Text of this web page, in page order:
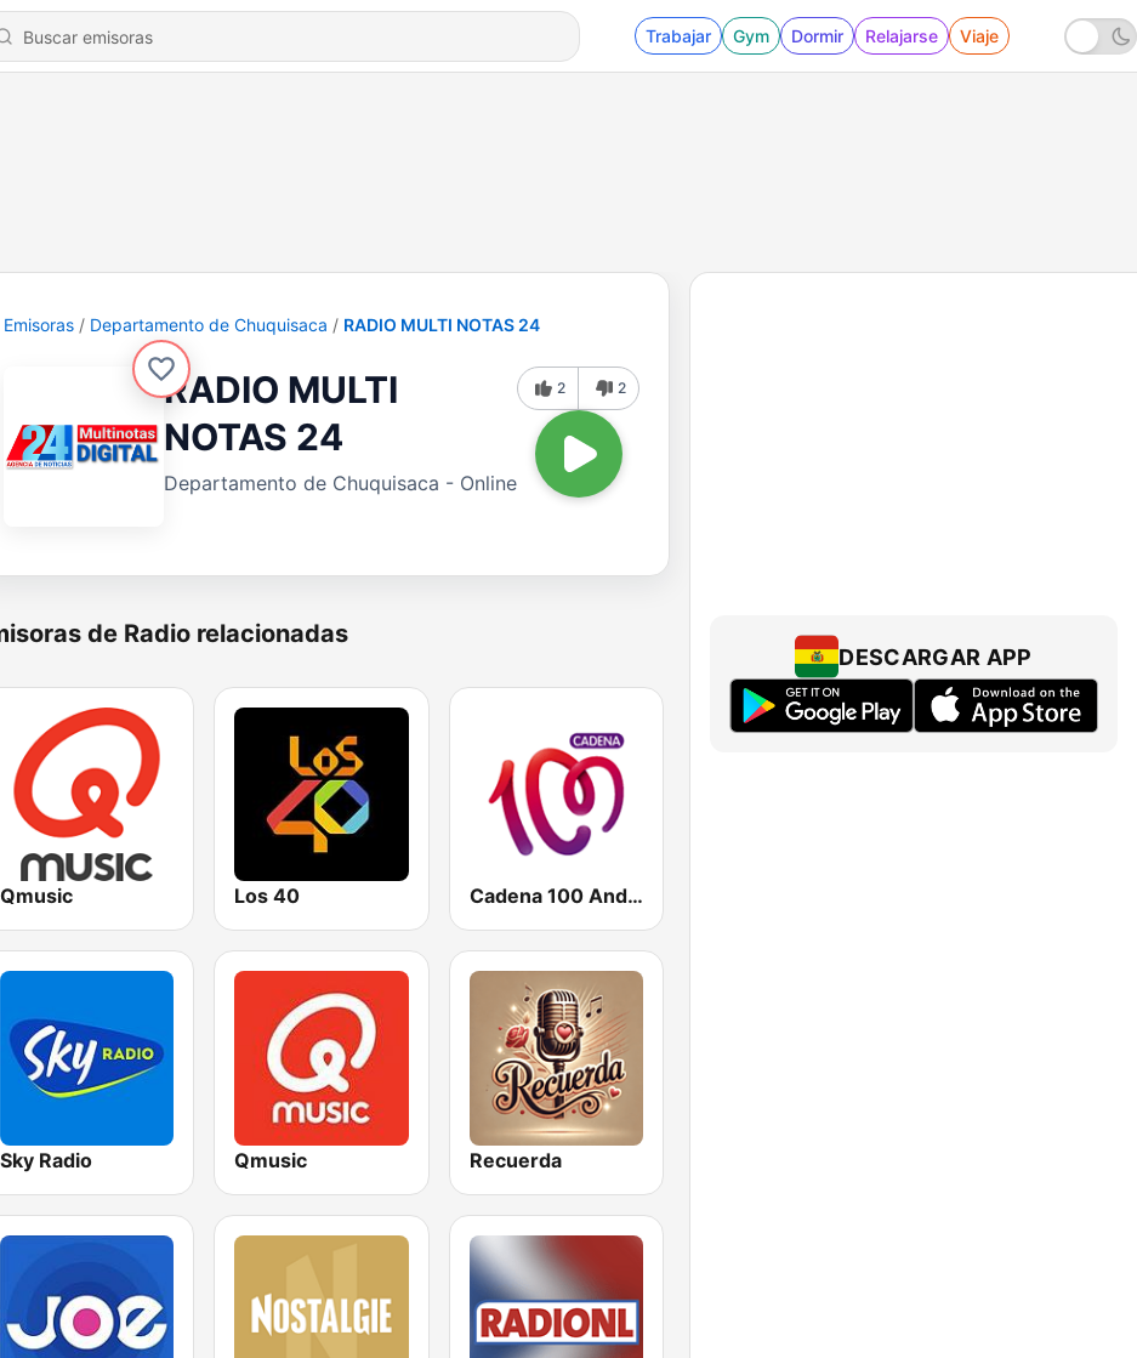
Trabajar Gym Dormir Relajarse Viaje
Emisoras Departamento de Chuquisaca RADIO MULTI NOTAS 24
RADIO MULTI
NOTAS 24
Departamento de Chuquisaca - Online
2 2
de Radio relacionadas
Qmusic Los 40 Cadena 100 Andorra
Sky Radio Qmusic Recuerda
DESCARGAR APP